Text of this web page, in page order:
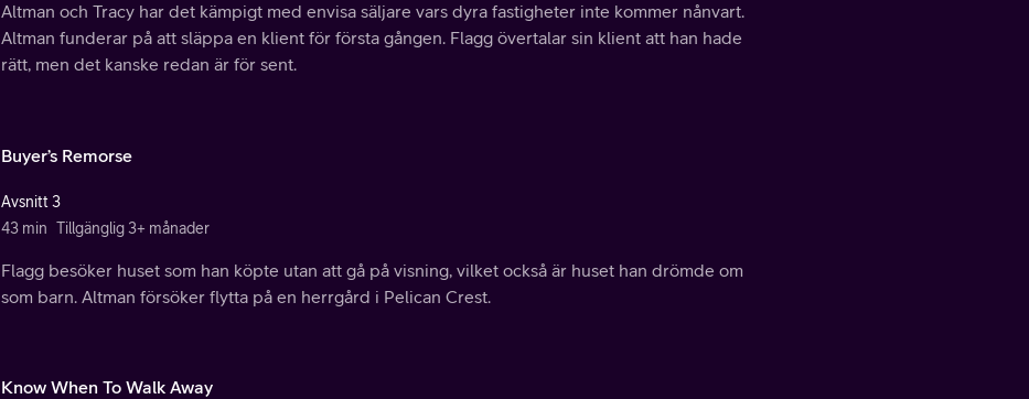
Altman och Tracy har det kämpigt med envisa säljare vars dyra fastigheter inte kommer nånvart.
Altman funderar på att släppa en klient för första gången. Flagg övertalar sin klient att han hade
rätt, men det kanske redan är för sent.
Buyer’s Remorse
Avsnitt 3
43 min Tillgänglig 3+ månader
Flagg besöker huset som han köpte utan att gå på visning, vilket också är huset han drömde om
som barn. Altman försöker flytta på en herrgård i Pelican Crest.
Know When To Walk Away